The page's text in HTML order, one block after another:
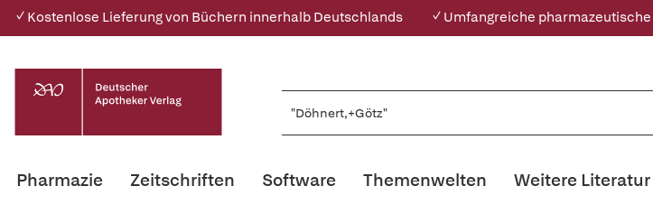
✓ Kostenlose Lieferung von Büchern innerhalb Deutschlands ✓ Umfangreiche
Pharmazie Zeitschriften Software Themenwelten Weitere Literatur